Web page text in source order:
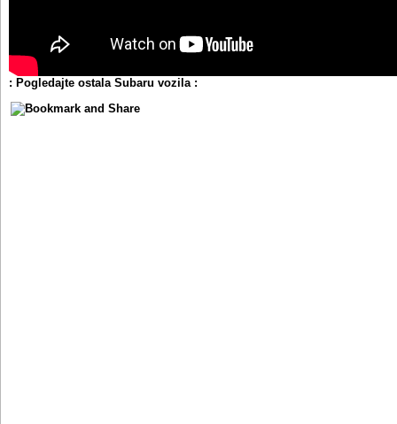
: Pogledajte ostala Subaru vozila :